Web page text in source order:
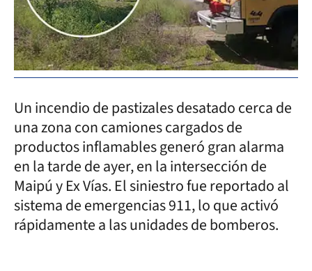
Un incendio de pastizales desatado cerca de
una zona con camiones cargados de
productos inflamables generó gran alarma
en la tarde de ayer, en la intersección de
Maipú y Ex Vías. El siniestro fue reportado al
sistema de emergencias 911, lo que activó
rápidamente a las unidades de bomberos.